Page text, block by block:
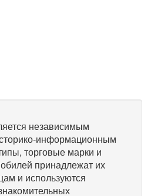
независимым
информационным
торговые марки и
принадлежат их
и используются